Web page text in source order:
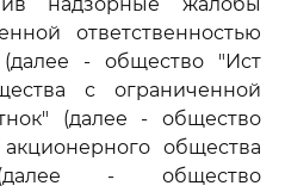
ответственностью
- общество "Ист
с ограниченной
(далее - общество
общества
(далее - общество